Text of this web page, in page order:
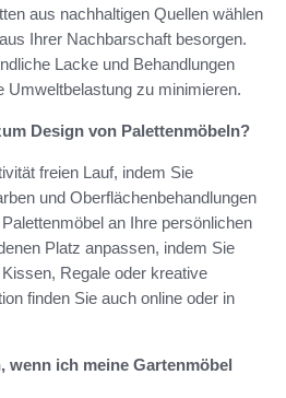
aus nachhaltigen Quellen wählen
Ihrer Nachbarschaft besorgen.
Lacke und Behandlungen
Umweltbelastung zu minimieren.
Design von Palettenmöbeln?
freien Lauf, indem Sie
und Oberflächenbehandlungen
an Ihre persönlichen
Platz anpassen, indem Sie
Regale oder kreative
finden Sie auch online oder in
wenn ich meine Gartenmöbel